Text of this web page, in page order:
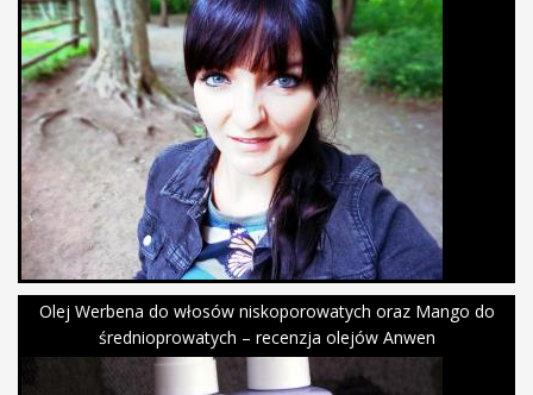
Olej Werbena do włosów niskoporowatych oraz Mango do
średnioprowatych – recenzja olejów Anwen